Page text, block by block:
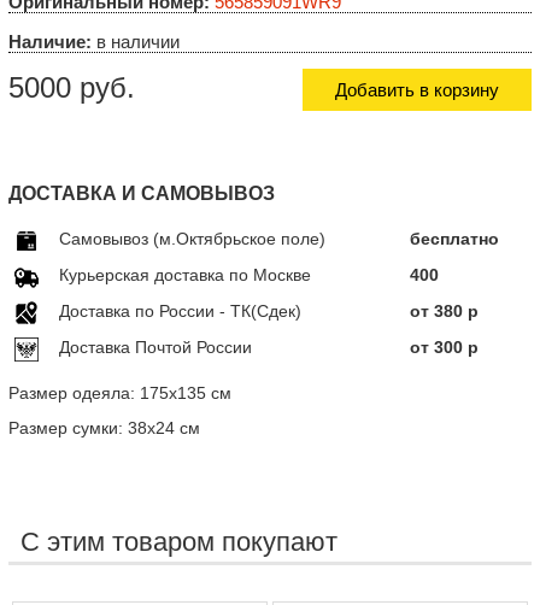
Наличие: в наличии
5000 руб. Добавить в корзину
ДОСТАВКА И САМОВЫВОЗ
Самовывоз (м.Октябрьское поле)
бесплатно
Курьерская доставка по Москве
400
Доставка по Росcии - ТК(Сдек)
от 380 р
Доставка Почтой России
от 300 р
Размер одеяла: 175x135 см
Размер сумки: 38x24 см
С этим товаром покупают